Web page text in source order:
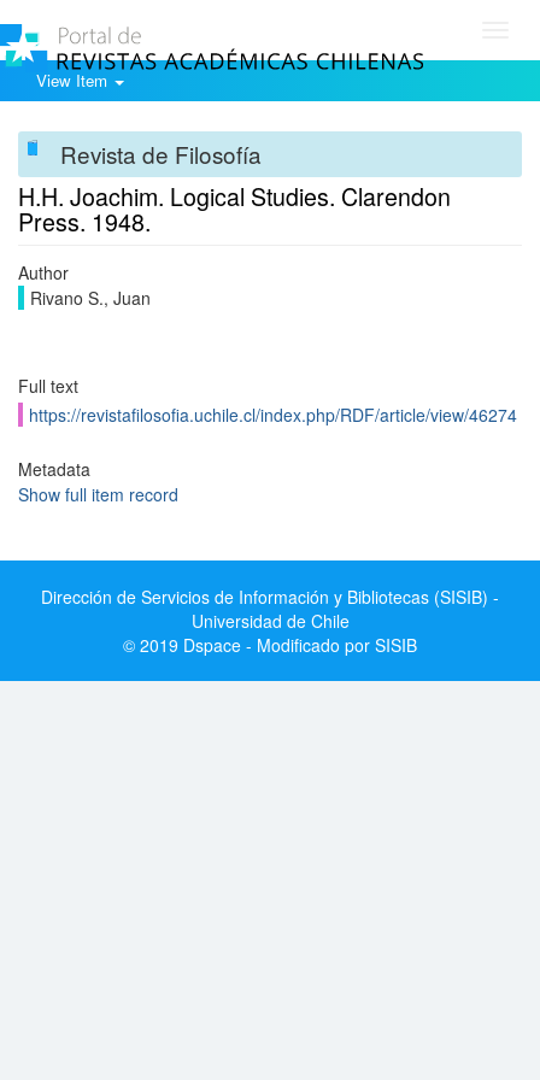
View Item
Revista de Filosofía
H.H. Joachim. Logical Studies. Clarendon
Press. 1948.
Author
Rivano S., Juan
Full text
https://revistafilosofia.uchile.cl/index.php/RDF/article/view/46274
Metadata
Show full item record
Dirección de Servicios de Información y Bibliotecas (SISIB) -
Universidad de Chile
© 2019 Dspace - Modificado por SISIB